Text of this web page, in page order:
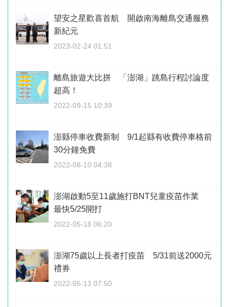
望安之星歡喜首航 開啟南海離島交通服務
新紀元
2023-02-24 01:51
離島旅遊大比拼 「澎湖」跳島行程討論度
超高！
2022-09-15 10:39
澎縣停車收費新制 9/1起縣有收費停車格前
30分鐘免費
2022-08-10 04:38
澎湖啟動5至11歲施打BNT兒童疫苗作業
最快5/25開打
2022-05-18 06:20
澎湖75歲以上長者打疫苗 5/31前送2000元
禮券
2022-05-13 07:50